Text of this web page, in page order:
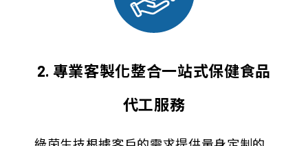
2. 專業客製化整合一站式保健食品
代工服務